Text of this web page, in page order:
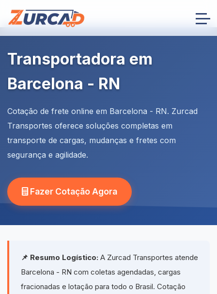
Transportadora em
Barcelona - RN
Cotação de frete online em Barcelona - RN. Zurcad
Transportes oferece soluções completas em
transporte de cargas, mudanças e fretes com
segurança e agilidade.
Fazer Cotação Agora
📌 Resumo Logístico: A Zurcad Transportes atende
Barcelona - RN com coletas agendadas, cargas
fracionadas e lotação para todo o Brasil. Cotação